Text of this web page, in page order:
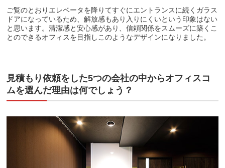
ご覧のとおりエレベータを降りてすぐにエントランスに続くガラス
ドアになっているため、解放感もあり入りにくいという印象はない
と思います。清潔感と安心感があり、信頼関係をスムーズに築くこ
とのできるオフィスを目指しこのようなデザインになりました。
見積もり依頼をした5つの会社の中からオフィスコ
ムを選んだ理由は何でしょう？